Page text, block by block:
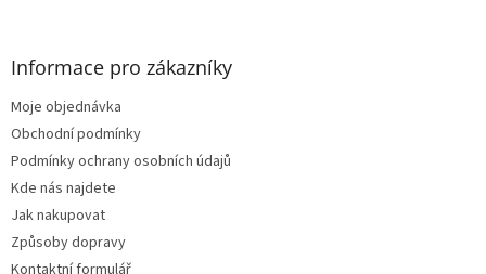
Informace pro zákazníky
Moje objednávka
Obchodní podmínky
Podmínky ochrany osobních údajů
Kde nás najdete
Jak nakupovat
Způsoby dopravy
Kontaktní formulář